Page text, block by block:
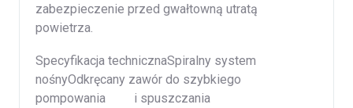
zabezpieczenie przed gwałtowną utratą
powietrza.
Specyfikacja technicznaSpiralny system
nośnyOdkręcany zawór do szybkiego
pompowania i spuszczania